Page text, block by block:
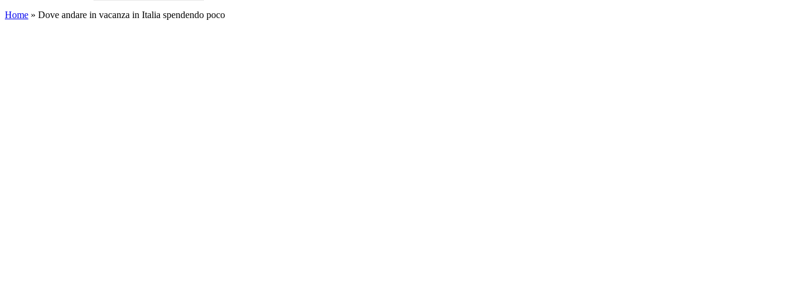
Home » Dove andare in vacanza in Italia spendendo poco